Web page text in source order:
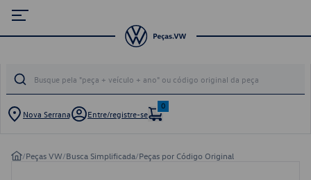
Nova Serrana Entre/registre-se
0
/Peças VW/Busca Simplificada/Peças por Código Original